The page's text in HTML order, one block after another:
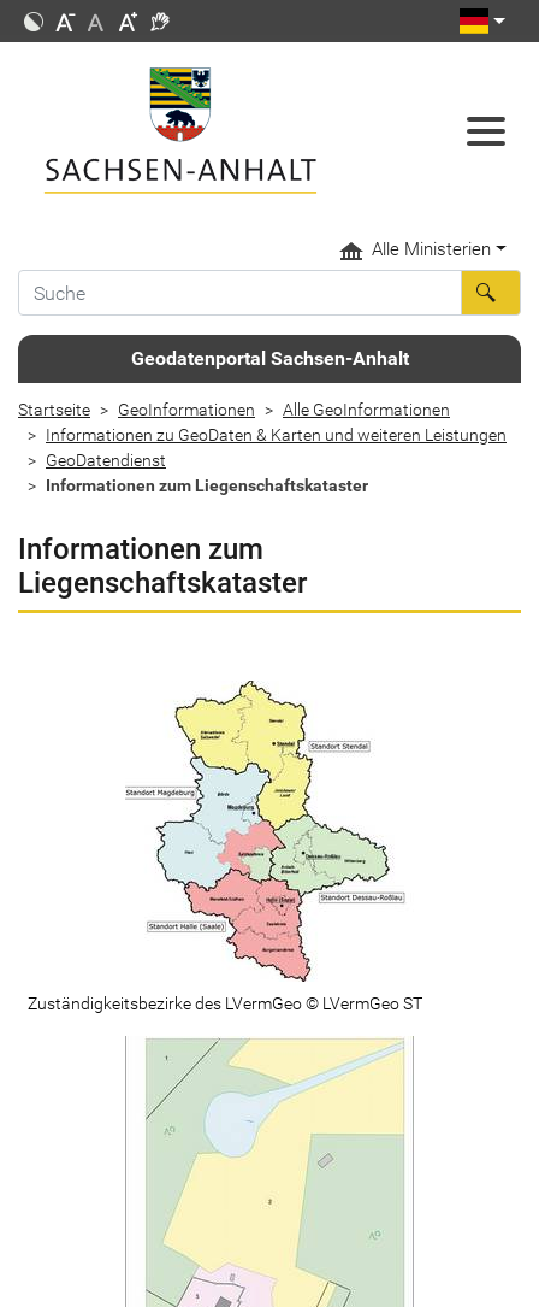
Alle Ministerien
Geodatenportal Sachsen-Anhalt
Startseite GeoInformationen
Alle GeoInformationen
Informationen zu GeoDaten & Karten und weiteren Leistungen
GeoDatendienst
Informationen zum Liegenschaftskataster
Informationen zum
Liegenschaftskataster
Zuständigkeitsbezirke des LVermGeo © LVermGeo ST